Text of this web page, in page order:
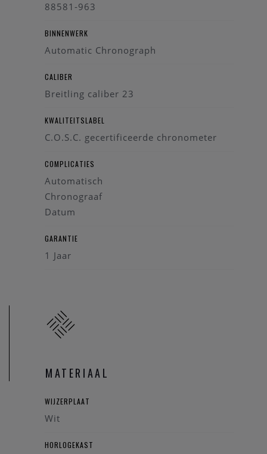
88581-963
BINNENWERK
Automatic Chronograph
CALIBER
Breitling caliber 23
KWALITEITSLABEL
C.O.S.C. gecertificeerde chronometer
COMPLICATIES
Automatisch
Chronograaf
Datum
GARANTIE
1 Jaar
MATERIAAL
WIJZERPLAAT
Wit
HORLOGEKAST